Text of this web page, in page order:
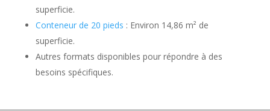
superficie.
Conteneur de 20 pieds : Environ 14,86 m² de
superficie.
Autres formats disponibles pour répondre à des
besoins spécifiques.